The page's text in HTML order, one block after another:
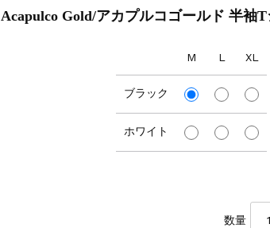
Acapulco Gold/アカプルコゴールド 半袖
M L XL
ブラック
ホワイト
数量